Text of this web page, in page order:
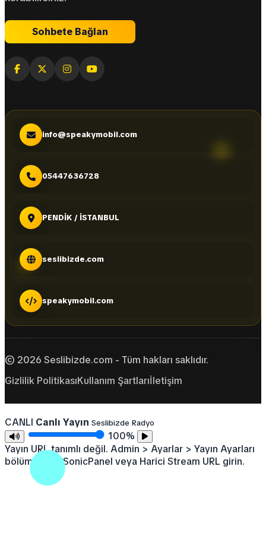
Sohbete Bağlan
info@speakymobil.com
05447636728
PENDİK / İSTANBUL
seslibizde.com
speakymobil.com
© 2026 Seslibizde.com - Tüm hakları saklıdır.
Gizlilik PolitikasıKullanım Şartlarıİletişim
CANLI Canlı Yayın Seslibizde Radyo
100%
Yayın URL tanımlı değil. Admin > Ayarlar > Yayın Ayarları
bölümünden SonicPanel veya Harici Stream URL girin.